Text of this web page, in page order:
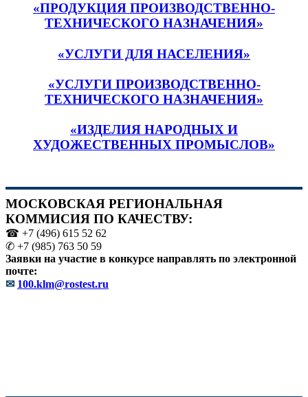
«ПРОДУКЦИЯ ПРОИЗВОДСТВЕННО-
ТЕХНИЧЕСКОГО НАЗНАЧЕНИЯ»
«УСЛУГИ ДЛЯ НАСЕЛЕНИЯ»
«УСЛУГИ ПРОИЗВОДСТВЕННО-
ТЕХНИЧЕСКОГО НАЗНАЧЕНИЯ»
«ИЗДЕЛИЯ НАРОДНЫХ И
ХУДОЖЕСТВЕННЫХ ПРОМЫСЛОВ»
МОСКОВСКАЯ РЕГИОНАЛЬНАЯ
КОММИСИЯ ПО КАЧЕСТВУ:
☎ +7 (496) 615 52 62
✆ +7 (985) 763 50 59
Заявки на участие в конкурсе направлять по электронной
почте:
✉ 100.klm@rostest.ru